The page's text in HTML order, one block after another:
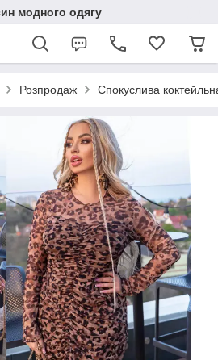
модного одягу
Розпродаж Спокуслива